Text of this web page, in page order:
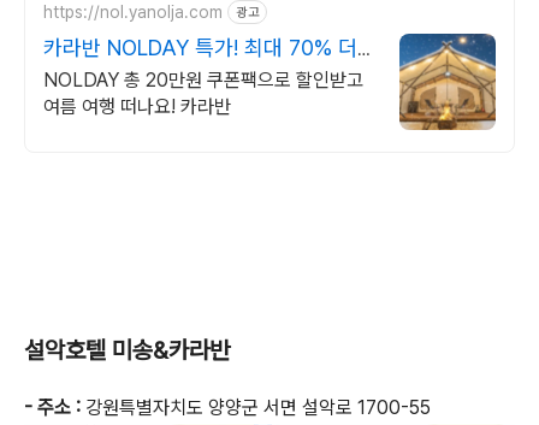
https://nol.yanolja.com 광고
카라반 NOLDAY 특가! 최대 70% 더
블업 할인!
NOLDAY 총 20만원 쿠폰팩으로 할인받고
여름 여행 떠나요! 카라반
설악호텔 미송&카라반
- 주소 : 강원특별자치도 양양군 서면 설악로 1700-55